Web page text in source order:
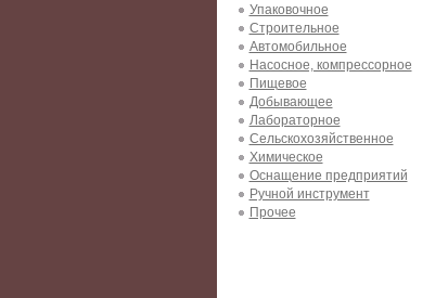
Упаковочное
Строительное
Автомобильное
Насосное, компрессорное
Пищевое
Добывающее
Лабораторное
Сельскохозяйственное
Химическое
Оснащение предприятий
Ручной инструмент
Прочее